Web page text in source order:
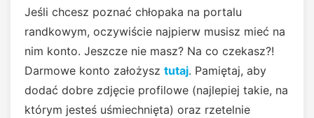
Jeśli chcesz poznać chłopaka na portalu
randkowym, oczywiście najpierw musisz mieć na
nim konto. Jeszcze nie masz? Na co czekasz?!
Darmowe konto założysz tutaj. Pamiętaj, aby
dodać dobre zdjęcie profilowe (najlepiej takie, na
którym jesteś uśmiechnięta) oraz rzetelnie